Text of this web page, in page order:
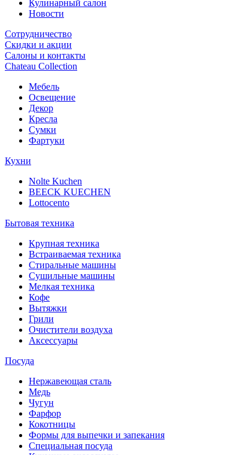
Кулинарный салон
Новости
Сотрудничество
Скидки и акции
Салоны и контакты
Chateau Collection
Мебель
Освещение
Декор
Кресла
Сумки
Фартуки
Кухни
Nolte Kuchen
BEECK KUECHEN
Lottocento
Бытовая техника
Крупная техника
Встраиваемая техника
Стиральные машины
Сушильные машины
Мелкая техника
Кофе
Вытяжки
Грили
Очистители воздуха
Аксессуары
Посуда
Нержавеющая сталь
Медь
Чугун
Фарфор
Кокотницы
Формы для выпечки и запекания
Специальная посуда